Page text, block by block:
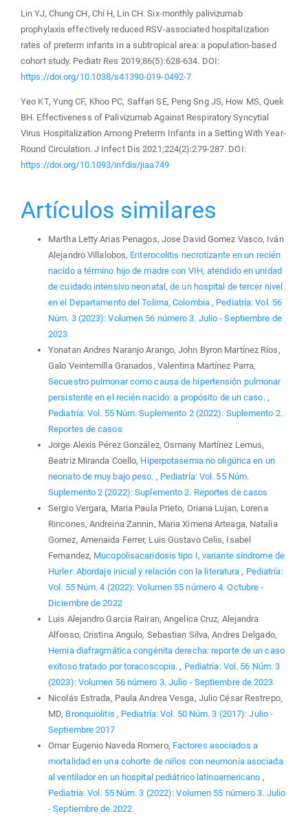
Lin YJ, Chung CH, Chi H, Lin CH. Six-monthly palivizumab
prophylaxis effectively reduced RSV-associated hospitalization
rates of preterm infants in a subtropical area: a population-based
cohort study. Pediatr Res 2019;86(5):628-634. DOI:
https://doi.org/10.1038/s41390-019-0492-7
Yeo KT, Yung CF, Khoo PC, Saffari SE, Peng Sng JS, How MS, Quek
BH. Effectiveness of Palivizumab Against Respiratory Syncytial
Virus Hospitalization Among Preterm Infants in a Setting With Year-
Round Circulation. J Infect Dis 2021;224(2):279-287. DOI:
https://doi.org/10.1093/infdis/jiaa749
Artículos similares
Martha Letty Arias Penagos, Jose David Gomez Vasco, Iván
Alejandro Villalobos, Enterocolitis necrotizante en un recién
nacido a término hijo de madre con VIH, atendido en unidad
de cuidado intensivo neonatal, de un hospital de tercer nivel
en el Departamento del Tolima, Colombia , Pediatría: Vol. 56
Núm. 3 (2023): Volumen 56 número 3. Julio - Septiembre de
2023
Yonatan Andres Naranjo Arango, John Byron Martínez Ríos,
Galo Veintemilla Granados, Valentina Martínez Parra,
Secuestro pulmonar como causa de hipertensión pulmonar
persistente en el recién nacido: a propósito de un caso. ,
Pediatría: Vol. 55 Núm. Suplemento 2 (2022): Suplemento 2.
Reportes de casos
Jorge Alexis Pérez González, Osmany Martínez Lemus,
Beatriz Miranda Coello, Hiperpotasemia no oligúrica en un
neonato de muy bajo peso. , Pediatría: Vol. 55 Núm.
Suplemento 2 (2022): Suplemento 2. Reportes de casos
Sergio Vergara, Maria Paula Prieto, Oriana Lujan, Lorena
Rincones, Andreina Zannin, Maria Ximena Arteaga, Natalia
Gomez, Amenaida Ferrer, Luis Gustavo Celis, Isabel
Fernandez, Mucopolisacaridosis tipo I, variante síndrome de
Hurler: Abordaje inicial y relación con la literatura , Pediatría:
Vol. 55 Núm. 4 (2022): Volumen 55 número 4. Octubre -
Diciembre de 2022
Luis Alejandro Garcia Rairan, Angelica Cruz, Alejandra
Alfonso, Cristina Angulo, Sebastian Silva, Andres Delgado,
Hernia diafragmática congénita derecha: reporte de un caso
exitoso tratado por toracoscopia. , Pediatría: Vol. 56 Núm. 3
(2023): Volumen 56 número 3. Julio - Septiembre de 2023
Nicolás Estrada, Paula Andrea Vesga, Julio César Restrepo,
MD, Bronquiolitis , Pediatría: Vol. 50 Núm. 3 (2017): Julio -
Septiembre 2017
Omar Eugenio Naveda Romero, Factores asociados a
mortalidad en una cohorte de niños con neumonía asociada
al ventilador en un hospital pediátrico latinoamericano ,
Pediatría: Vol. 55 Núm. 3 (2022): Volumen 55 número 3. Julio
- Septiembre de 2022